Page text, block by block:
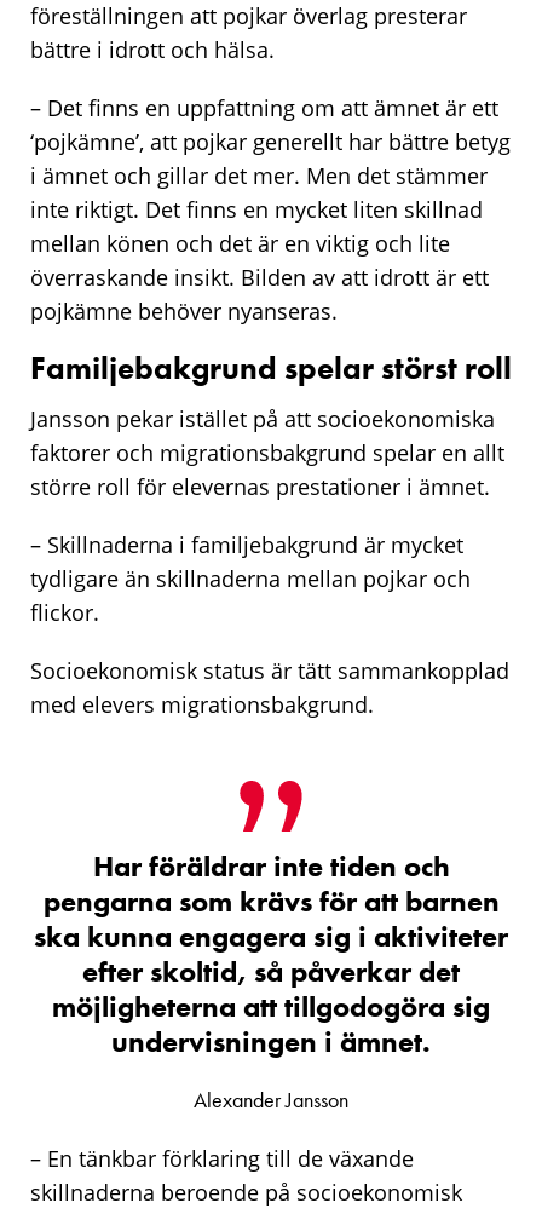
föreställningen att pojkar överlag presterar
bättre i idrott och hälsa.
– Det finns en uppfattning om att ämnet är ett
‘pojkämne’, att pojkar generellt har bättre betyg
i ämnet och gillar det mer. Men det stämmer
inte riktigt. Det finns en mycket liten skillnad
mellan könen och det är en viktig och lite
överraskande insikt. Bilden av att idrott är ett
pojkämne behöver nyanseras.
Familjebakgrund spelar störst roll
Jansson pekar istället på att socioekonomiska
faktorer och migrationsbakgrund spelar en allt
större roll för elevernas prestationer i ämnet.
– Skillnaderna i familjebakgrund är mycket
tydligare än skillnaderna mellan pojkar och
flickor.
Socioekonomisk status är tätt sammankopplad
med elevers migrationsbakgrund.
Har föräldrar inte tiden och
pengarna som krävs för att barnen
ska kunna engagera sig i aktiviteter
efter skoltid, så påverkar det
möjligheterna att tillgodogöra sig
undervisningen i ämnet.
Alexander Jansson
– En tänkbar förklaring till de växande
skillnaderna beroende på socioekonomisk